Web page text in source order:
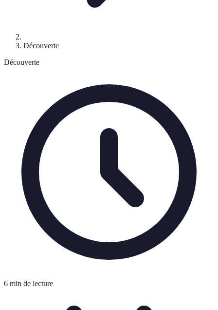
Découverte
Découverte
6 min de lecture